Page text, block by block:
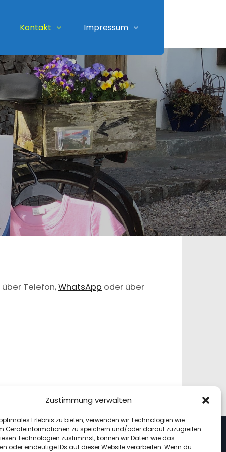
Zustimmung verwalten
Erlebnis zu bieten, verwenden wir Technologien wie
Geräteinformationen zu speichern und/oder darauf zuzugreifen.
Technologien zustimmst, können wir Daten wie das
oder eindeutige IDs auf dieser Website verarbeiten. Wenn du
Kontakt Impressum
Telefon,WhatsApp oder über